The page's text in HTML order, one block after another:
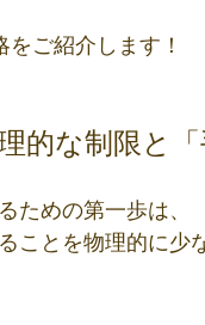
ご紹介します！
な制限と「
ための第一歩は、
ことを物理的に少